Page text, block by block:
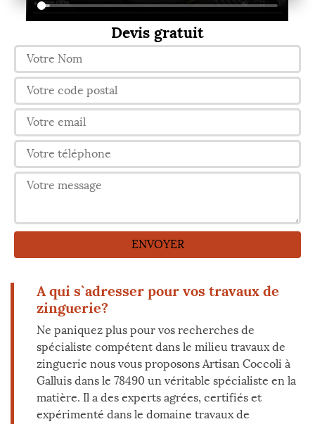
Devis gratuit
A qui s`adresser pour vos travaux de
zinguerie?
Ne paniquez plus pour vos recherches de
spécialiste compétent dans le milieu travaux de
zinguerie nous vous proposons Artisan Coccoli à
Galluis dans le 78490 un véritable spécialiste en la
matière. Il a des experts agrées, certifiés et
expérimenté dans le domaine travaux de